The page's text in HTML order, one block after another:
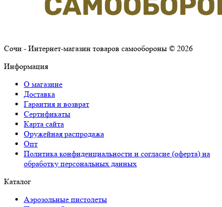
Сочи - Интернет-магазин товаров самообороны © 2026
Информация
О магазине
Доставка
Гарантия и возврат
Сертификаты
Карта сайта
Оружейная распродажа
Опт
Политика конфиденциальности и согласие (оферта) на
обработку персональных данных
Каталог
Аэрозольные пистолеты